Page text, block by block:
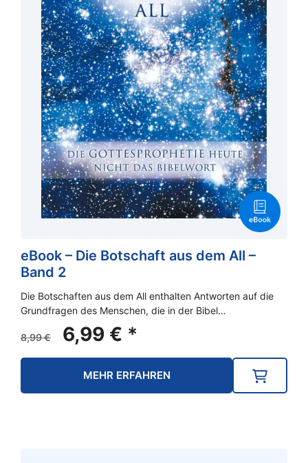
eBook – Die Botschaft aus dem All –
Band 2
Die Botschaften aus dem All enthalten Antworten auf die
Grundfragen des Menschen, die in der Bibel…
8,99€
Ursprünglicher
Preis
war:
8,99 €
6,99 € Aktueller
Preis
ist:
6,99 €.
*
MEHR ERFAHREN